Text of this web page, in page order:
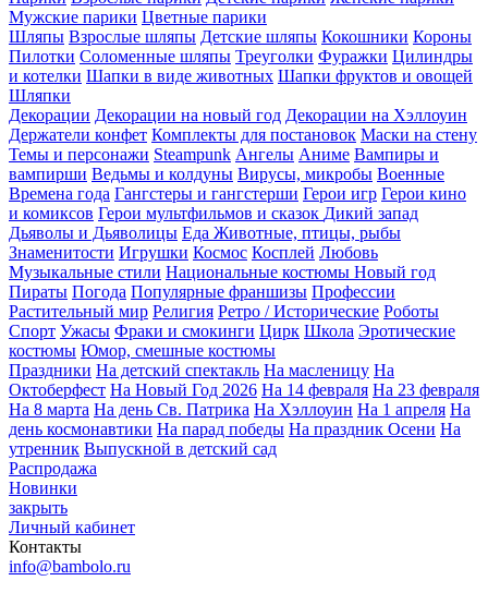
Мужские парики Цветные парики
Шляпы Взрослые шляпы Детские шляпы Кокошники Короны
Пилотки Соломенные шляпы Треуголки Фуражки Цилиндры
и котелки Шапки в виде животных Шапки фруктов и овощей
Шляпки
Декорации Декорации на новый год Декорации на Хэллоуин
Держатели конфет Комплекты для постановок Маски на стену
Темы и персонажи Steampunk Ангелы Аниме Вампиры и
вампирши Ведьмы и колдуны Вирусы, микробы Военные
Времена года Гангстеры и гангстерши Герои игр Герои кино
и комиксов Герои мультфильмов и сказок Дикий запад
Дьяволы и Дьяволицы Еда Животные, птицы, рыбы
Знаменитости Игрушки Космос Косплей Любовь
Музыкальные стили Национальные костюмы Новый год
Пираты Погода Популярные франшизы Профессии
Растительный мир Религия Ретро / Исторические Роботы
Спорт Ужасы Фраки и смокинги Цирк Школа Эротические
костюмы Юмор, смешные костюмы
Праздники На детский спектакль На масленицу На
Октоберфест На Новый Год 2026 На 14 февраля На 23 февраля
На 8 марта На день Св. Патрика На Хэллоуин На 1 апреля На
день космонавтики На парад победы На праздник Осени На
утренник Выпускной в детский сад
Распродажа
Новинки
закрыть
Личный кабинет
Контакты
info@bambolo.ru